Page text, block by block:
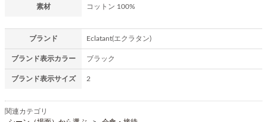
素材 コットン 100%
ブランド Eclatant(エクラタン)
ブランド表示カラー ブラック
ブランド表示サイズ 2
関連カテゴリ